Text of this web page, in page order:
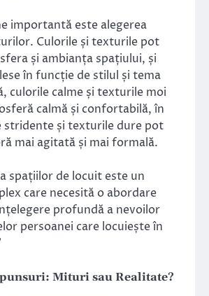
importantă este alegerea
Culorile și texturile pot
și ambianța spațiului, și
în funcție de stilul și tema
culorile calme și texturile moi
calmă și confortabilă, în
stridente și texturile dure pot
mai agitată și mai formală.
spațiilor de locuit este un
care necesită o abordare
profundă a nevoilor
persoanei care locuiește în
Mituri sau Realitate?